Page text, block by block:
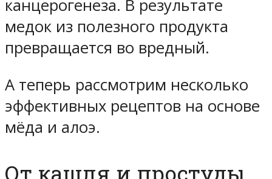
канцерогенеза. В результате
медок из полезного продукта
превращается во вредный.
А теперь рассмотрим несколько
эффективных рецептов на основе
мёда и алоэ.
От кашля и простуды